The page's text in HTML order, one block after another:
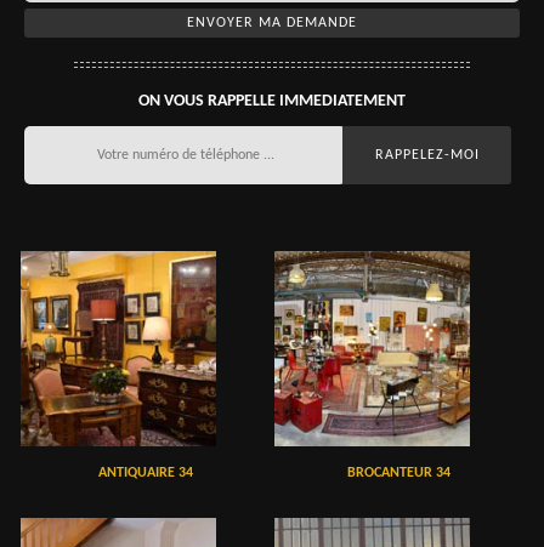
ON VOUS RAPPELLE IMMEDIATEMENT
ANTIQUAIRE 34 BROCANTEUR 34